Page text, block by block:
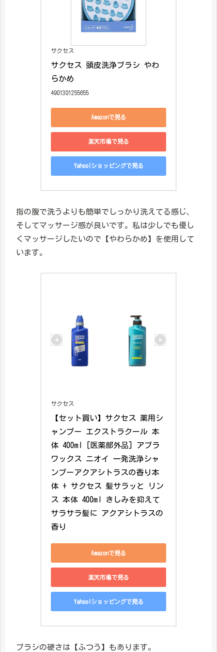
サクセス
サクセス 頭皮洗浄ブラシ やわ
らかめ
4901301255655
Amazonで見る
楽天市場で見る
Yahoo!ショッピングで見る
指の腹で洗うよりも簡単でしっかり洗えてる感じ、
そしてマッサージ感が良いです。私は少しでも優し
くマッサージしたいので【やわらかめ】を使用して
います。
サクセス
【セット買い】サクセス 薬用シ
ャンプー エクストラクール 本
体 400ml [医薬部外品] アブラ
ワックス ニオイ 一発洗浄シャ
ンプーアクアシトラスの香り本
体 + サクセス 髪サラッと リン
ス 本体 400ml きしみを抑えて
サラサラ髪に アクアシトラスの
香り
Amazonで見る
楽天市場で見る
Yahoo!ショッピングで見る
ブラシの硬さは【ふつう】もあります。